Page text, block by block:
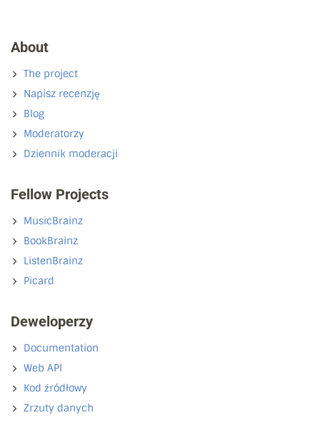
About
The project
Napisz recenzję
Blog
Moderatorzy
Dziennik moderacji
Fellow Projects
MusicBrainz
BookBrainz
ListenBrainz
Picard
Deweloperzy
Documentation
Web API
Kod źródłowy
Zrzuty danych